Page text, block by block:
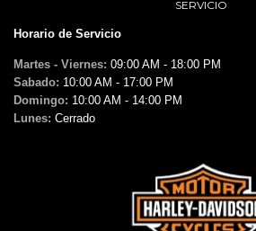
SERVICIO
Horario de Servicio
Martes - Viernes: 09:00 AM - 18:00 PM
Sabado: 10:00 AM - 17:00 PM
Domingo: 10:00 AM - 14:00 PM
Lunes: Cerrado